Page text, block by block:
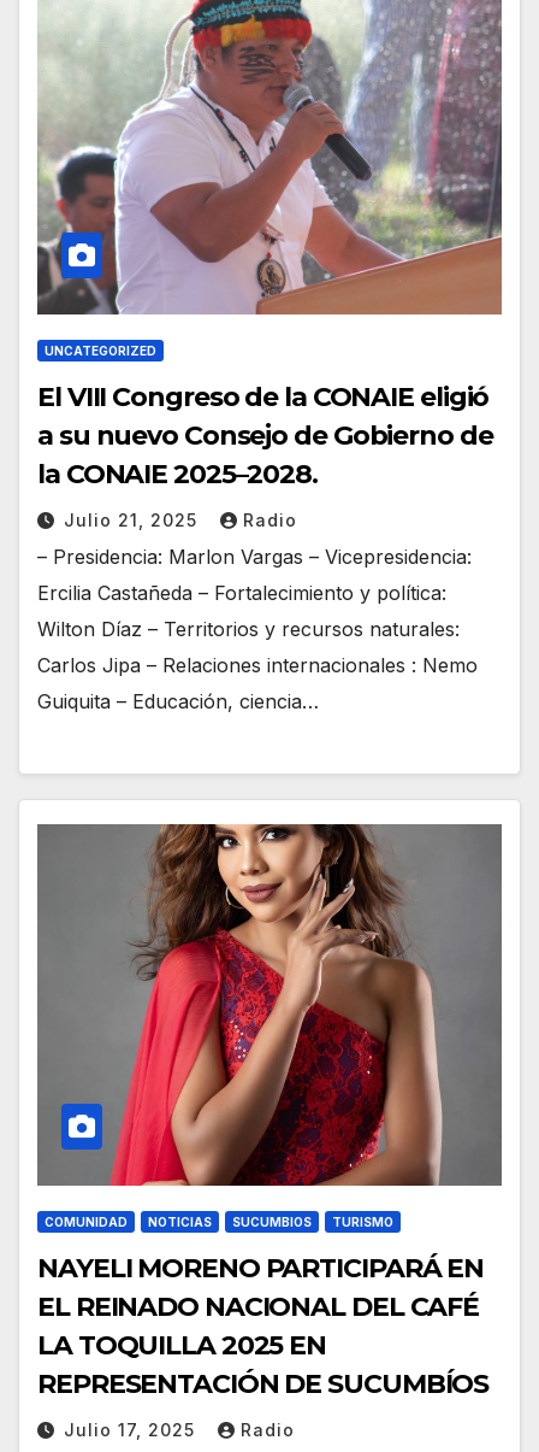
UNCATEGORIZED
El VIII Congreso de la CONAIE eligió
a su nuevo Consejo de Gobierno de
la CONAIE 2025–2028.
Julio 21, 2025 Radio
– Presidencia: Marlon Vargas – Vicepresidencia:
Ercilia Castañeda – Fortalecimiento y política:
Wilton Díaz – Territorios y recursos naturales:
Carlos Jipa – Relaciones internacionales : Nemo
Guiquita – Educación, ciencia…
COMUNIDAD NOTICIAS SUCUMBIOS TURISMO
NAYELI MORENO PARTICIPARÁ EN
EL REINADO NACIONAL DEL CAFÉ
LA TOQUILLA 2025 EN
REPRESENTACIÓN DE SUCUMBÍOS
Julio 17, 2025 Radio